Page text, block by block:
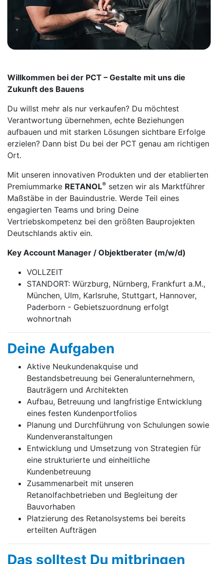
Willkommen bei der PCT – Gestalte mit uns die
Zukunft des Bauens
Du willst mehr als nur verkaufen? Du möchtest
Verantwortung übernehmen, echte Beziehungen
aufbauen und mit starken Lösungen sichtbare Erfolge
erzielen? Dann bist Du bei der PCT genau am richtigen
Ort.
Mit unseren innovativen Produkten und der etablierten
Premiummarke RETANOL® setzen wir als Marktführer
Maßstäbe in der Bauindustrie. Werde Teil eines
engagierten Teams und bring Deine
Vertriebskompetenz bei den größten Bauprojekten
Deutschlands aktiv ein.
Key Account Manager / Objektberater (m/w/d)
VOLLZEIT
STANDORT: Würzburg, Nürnberg, Frankfurt a.M.,
München, Ulm, Karlsruhe, Stuttgart, Hannover,
Paderborn - Gebietszuordnung erfolgt
wohnortnah
Deine Aufgaben
Aktive Neukundenakquise und
Bestandsbetreuung bei Generalunternehmern,
Bauträgern und Architekten
Aufbau, Betreuung und langfristige Entwicklung
eines festen Kundenportfolios
Planung und Durchführung von Schulungen sowie
Kundenveranstaltungen
Entwicklung und Umsetzung von Strategien für
eine strukturierte und einheitliche
Kundenbetreuung
Zusammenarbeit mit unseren
Retanolfachbetrieben und Begleitung der
Bauvorhaben
Platzierung des Retanolsystems bei bereits
erteilten Aufträgen
Das solltest Du mitbringen